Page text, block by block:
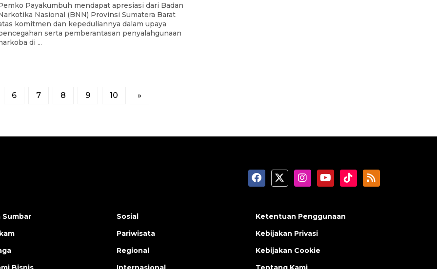
Payakumbuh mendapat apresiasi dari Badan
Nasional (BNN) Provinsi Sumatera Barat
komitmen dan kepeduliannya dalam upaya
serta pemberantasan penyalahgunaan
di ...
6 7 8 9 10 »
Sosial
Pariwisata
Regional
Ketentuan Penggunaan
Kebijakan Privasi
Kebijakan Cookie